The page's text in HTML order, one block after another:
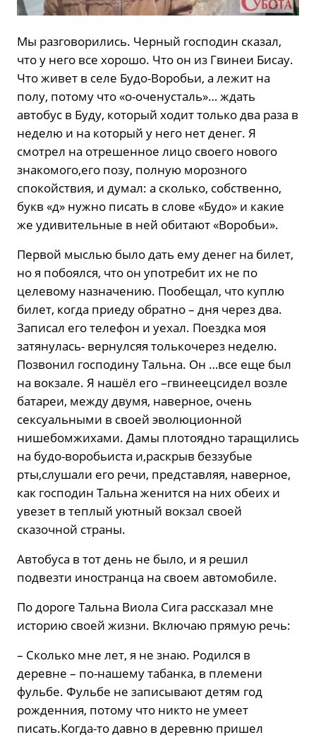
Мы разговорились. Черный господин сказал,
что у него все хорошо. Что он из Гвинеи Бисау.
Что живет в селе Будо-Воробьи, а лежит на
полу, потому что «о-оченусталь»… ждать
автобус в Буду, который ходит только два раза в
неделю и на который у него нет денег. Я
смотрел на отрешенное лицо своего нового
знакомого,его позу, полную морозного
спокойствия, и думал: а сколько, собственно,
букв «д» нужно писать в слове «Будо» и какие
же удивительные в ней обитают «Воробьи».
Первой мыслью было дать ему денег на билет,
но я побоялся, что он употребит их не по
целевому назначению. Пообещал, что куплю
билет, когда приеду обратно – дня через два.
Записал его телефон и уехал. Поездка моя
затянулась- вернулсяя толькочерез неделю.
Позвонил господину Тальна. Он …все еще был
на вокзале. Я нашёл его –гвинеецсидел возле
батареи, между двумя, наверное, очень
сексуальными в своей эволюционной
нишебомжихами. Дамы плотоядно таращились
на будо-воробьиста и,раскрыв беззубые
рты,слушали его речи, представляя, наверное,
как господин Тальна женится на них обеих и
увезет в теплый уютный вокзал своей
сказочной страны.
Автобуса в тот день не было, и я решил
подвезти иностранца на своем автомобиле.
По дороге Тальна Виола Сига рассказал мне
историю своей жизни. Включаю прямую речь:
– Сколько мне лет, я не знаю. Родился в
деревне – по-нашему табанка, в племени
фульбе. Фульбе не записывают детям год
рожденния, потому что никто не умеет
писать.Когда-то давно в деревню пришел